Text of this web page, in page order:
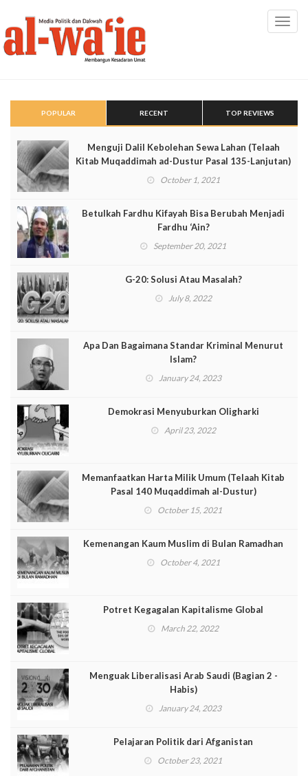
POPULAR RECENT TOP REVIEWS
Menguji Dalil Kebolehan Sewa Lahan (Telaah
Kitab Muqaddimah ad-Dustur Pasal 135-Lanjutan)
October 1, 2021
Betulkah Fardhu Kifayah Bisa Berubah Menjadi
Fardhu ‘Ain?
September 20, 2021
G-20: Solusi Atau Masalah?
July 8, 2022
Apa Dan Bagaimana Standar Kriminal Menurut
Islam?
January 24, 2023
Demokrasi Menyuburkan Oligharki
April 23, 2022
Memanfaatkan Harta Milik Umum (Telaah Kitab
Pasal 140 Muqaddimah al-Dustur)
October 15, 2021
Kemenangan Kaum Muslim di Bulan Ramadhan
October 4, 2021
Potret Kegagalan Kapitalisme Global
March 22, 2022
Menguak Liberalisasi Arab Saudi (Bagian 2 -
Habis)
January 24, 2023
Pelajaran Politik dari Afganistan
October 23, 2021